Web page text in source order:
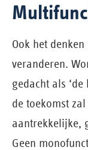
Ook het
veranderen.
gedacht als
de toekomst
aantrekkelijke,
Geen